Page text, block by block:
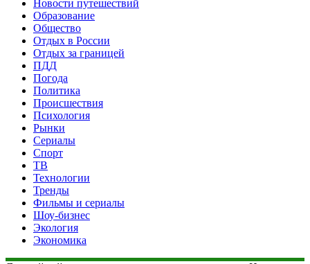
Новости путешествий
Образование
Общество
Отдых в России
Отдых за границей
ПДД
Погода
Политика
Происшествия
Психология
Рынки
Сериалы
Спорт
ТВ
Технологии
Тренды
Фильмы и сериалы
Шоу-бизнес
Экология
Экономика